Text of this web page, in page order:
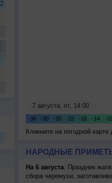
Кликните на погодной
НАРОДНЫЕ
На 6 августа: Праздник
сбора черемухи,